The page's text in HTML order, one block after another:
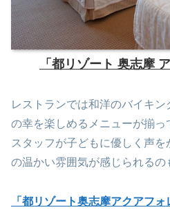
「都リゾート 奥志摩
レストランでは和洋のバイキ
の幸を楽しめるメニューが揃っ
スタッフが子どもに優しく声
の温かい雰囲気が感じられるの
「都リゾート奥志摩アクアフォ